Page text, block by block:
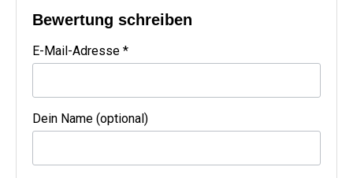
Bewertung schreiben
E-Mail-Adresse *
Dein Name (optional)